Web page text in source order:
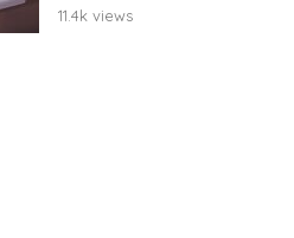
11.4k views